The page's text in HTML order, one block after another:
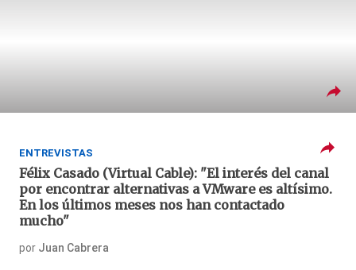
ENTREVISTAS
Félix Casado (Virtual Cable): "El interés del canal
por encontrar alternativas a VMware es altísimo.
En los últimos meses nos han contactado
mucho"
por Juan Cabrera